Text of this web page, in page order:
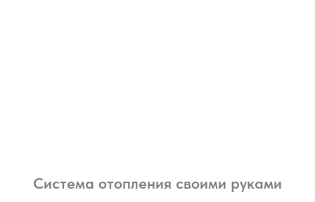
Система отопления своими руками